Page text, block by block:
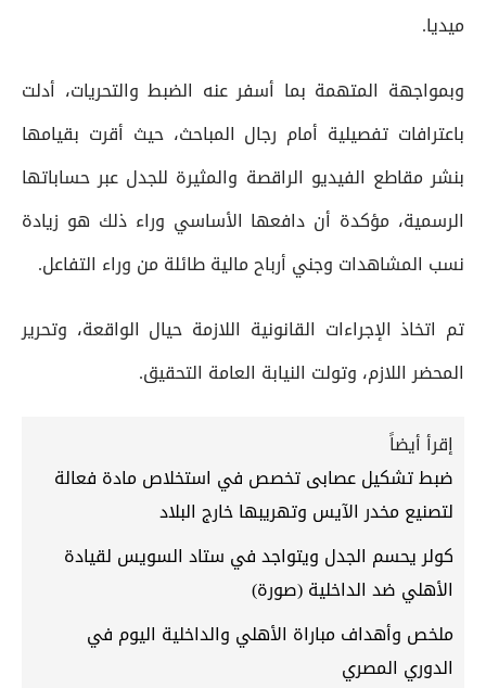
ميديا.
وبمواجهة المتهمة بما أسفر عنه الضبط والتحريات، أدلت
باعترافات تفصيلية أمام رجال المباحث، حيث أقرت بقيامها
بنشر مقاطع الفيديو الراقصة والمثيرة للجدل عبر حساباتها
الرسمية، مؤكدة أن دافعها الأساسي وراء ذلك هو زيادة
نسب المشاهدات وجني أرباح مالية طائلة من وراء التفاعل.
تم اتخاذ الإجراءات القانونية اللازمة حيال الواقعة، وتحرير
المحضر اللازم، وتولت النيابة العامة التحقيق.
إقرأ أيضاً
ضبط تشكيل عصابى تخصص في استخلاص مادة فعالة
لتصنيع مخدر الآيس وتهريبها خارج البلاد
كولر يحسم الجدل ويتواجد في ستاد السويس لقيادة
الأهلي ضد الداخلية (صورة)
ملخص وأهداف مباراة الأهلي والداخلية اليوم في
الدوري المصري